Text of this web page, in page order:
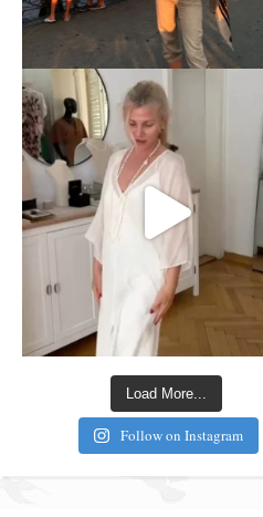
Load More...
Follow on Instagram